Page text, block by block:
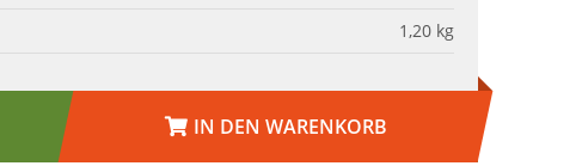
1,20 kg
IN DEN WARENKORB